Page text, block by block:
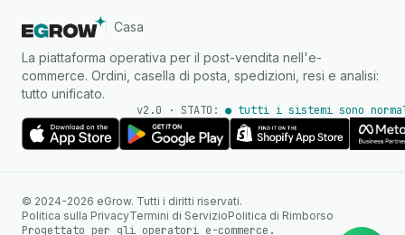
Casa
La piattaforma operativa per il post-vendita nell'e-
commerce. Ordini, casella di posta, spedizioni, resi e analisi:
tutto unificato.
v2.0 · STATO: ● tutti i sistemi sono
© 2024-2026 eGrow. Tutti i diritti riservati.
Politica sulla PrivacyTermini di ServizioPolitica di Rimborso
Progettato per gli operatori e-commerce.
WhatsApp